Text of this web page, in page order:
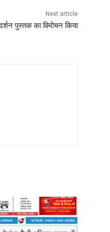
Next article
पुस्तक का विमोचन किया